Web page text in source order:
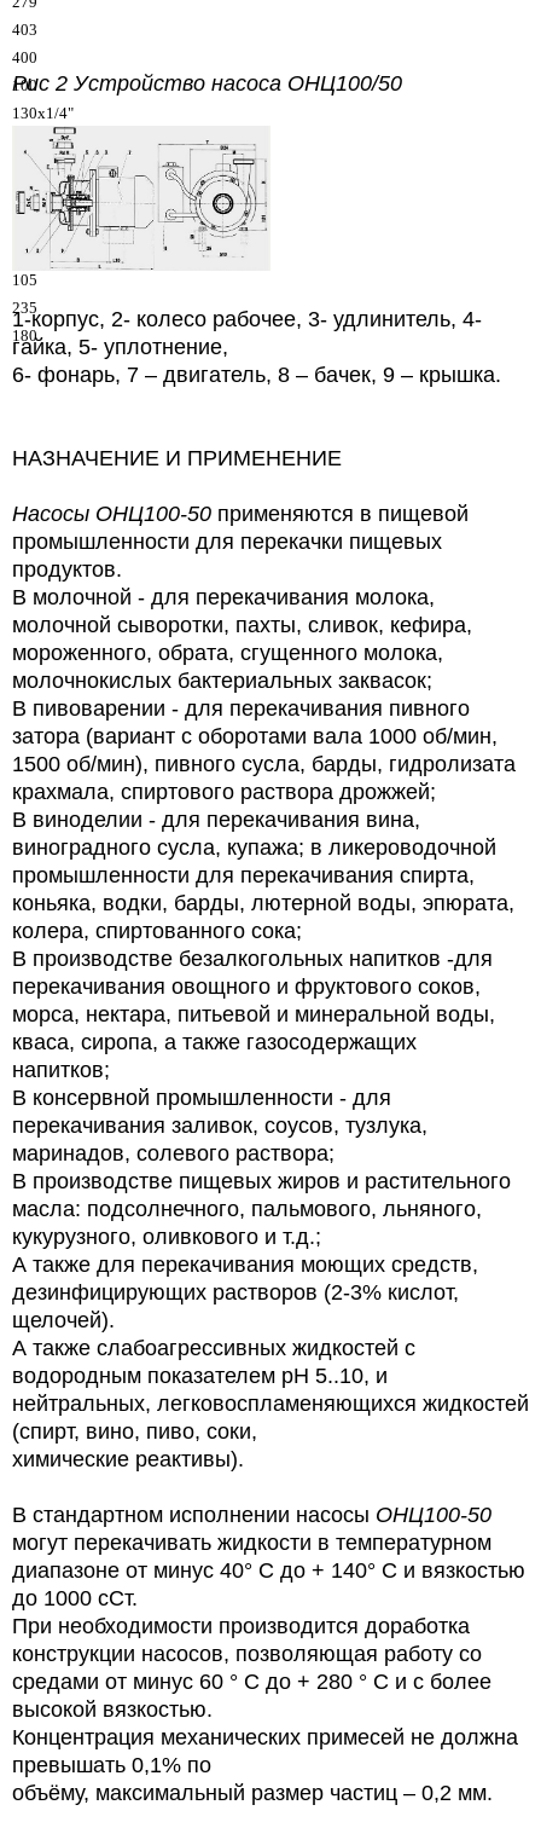
403
400
100
130x1/4"
95х1/6"
755
85
105
235
180
Рис 2 Устройство насоса ОНЦ100/50
1-корпус, 2- колесо рабочее, 3- удлинитель, 4-
гайка, 5- уплотнение,
6- фонарь, 7 – двигатель, 8 – бачек, 9 – крышка.
НАЗНАЧЕНИЕ И ПРИМЕНЕНИЕ
Насосы ОНЦ100-50 применяются в пищевой
промышленности для перекачки пищевых
продуктов.
В молочной - для перекачивания молока,
молочной сыворотки, пахты, сливок, кефира,
мороженного, обрата, сгущенного молока,
молочнокислых бактериальных заквасок;
В пивоварении - для перекачивания пивного
затора (вариант с оборотами вала 1000 об/мин,
1500 об/мин), пивного сусла, барды, гидролизата
крахмала, спиртового раствора дрожжей;
В виноделии - для перекачивания вина,
виноградного сусла, купажа; в ликероводочной
промышленности для перекачивания спирта,
коньяка, водки, барды, лютерной воды, эпюрата,
колера, спиртованного сока;
В производстве безалкогольных напитков -для
перекачивания овощного и фруктового соков,
морса, нектара, питьевой и минеральной воды,
кваса, сиропа, а также газосодержащих
напитков;
В консервной промышленности - для
перекачивания заливок, соусов, тузлука,
маринадов, солевого раствора;
В производстве пищевых жиров и растительного
масла: подсолнечного, пальмового, льняного,
кукурузного, оливкового и т.д.;
А также для перекачивания моющих средств,
дезинфицирующих растворов (2-3% кислот,
щелочей).
А также слабоагрессивных жидкостей с
водородным показателем pH 5..10, и
нейтральных, легковоспламеняющихся жидкостей
(спирт, вино, пиво, соки,
химические реактивы).
В стандартном исполнении насосы ОНЦ100-50
могут перекачивать жидкости в температурном
диапазоне от минус 40° С до + 140° С и вязкостью
до 1000 сСт.
При необходимости производится доработка
конструкции насосов, позволяющая работу со
средами от минус 60 ° С до + 280 ° С и с более
высокой вязкостью.
Концентрация механических примесей не должна
превышать 0,1% по
объёму, максимальный размер частиц – 0,2 мм.